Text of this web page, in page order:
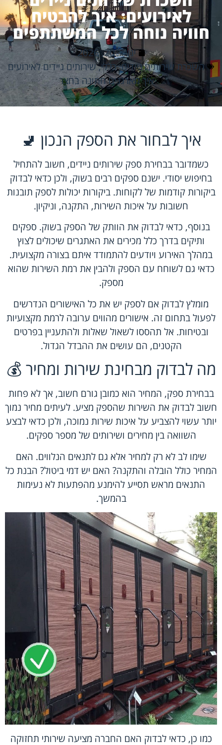
לאירועים: איך להבטיח
חוויה נוחה לכל המשתתפים
ינואר 20, 2026
השכרת שירותים ניידים,כללי,שירותים ניידים לאירועים
איך מארגנים חתונה בחצר
איך לבחור את הספק הנכון 🚽
כשמדובר בבחירת ספק שירותים ניידים, חשוב להתחיל
בחיפוש יסודי. ישנם ספקים רבים בשוק, ולכן כדאי לבדוק
ביקורות קודמות של לקוחות. ביקורות יכולות לספק תובנות
חשובות על איכות השירות, התקנה, וניקיון.
בנוסף, כדאי לבדוק את הוותק של הספק בשוק. ספקים
ותיקים בדרך כלל מכירים את האתגרים שיכולים לצוץ
במהלך האירוע ויודעים להתמודד איתם בצורה מקצועית.
כדאי גם לשוחח עם הספק ולהבין את רמת השירות שהוא
מספק.
מומלץ לבדוק אם לספק יש את כל האישורים הנדרשים
לפעול בתחום זה. אישורים מהווים ערובה לרמת מקצועיות
ובטיחות. אל תהססו לשאול שאלות ולהתעניין בפרטים
הקטנים, הם עושים את ההבדל הגדול.
מה לבדוק מבחינת שירות ומחיר 💰
בבחירת ספק, המחיר הוא כמובן גורם חשוב, אך לא פחות
חשוב לבדוק את השירות שהספק מציע. לעיתים מחיר נמוך
יותר עשוי להצביע על איכות שירות נמוכה, ולכן כדאי לבצע
השוואה בין מחירים ושירותים של מספר ספקים.
שימו לב לא רק למחיר אלא גם לתנאים הנלווים. האם
המחיר כולל הובלה והתקנה? האם יש דמי ביטול? הבנת כל
התנאים מראש תסייע להימנע מהפתעות לא נעימות
בהמשך.
כמו כן, כדאי לבדוק האם החברה מציעה שירותי תחזוקה